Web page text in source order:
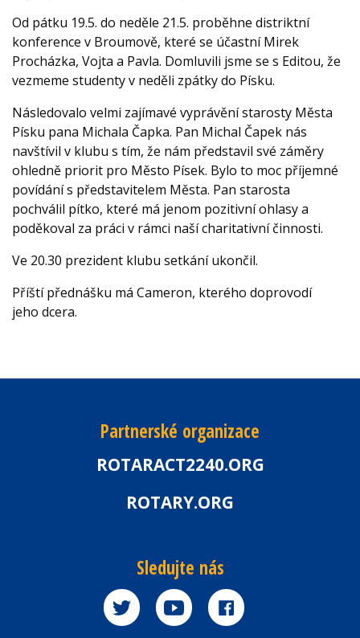
Od pátku 19.5. do neděle 21.5. proběhne distriktní
konference v Broumově, které se účastní Mirek
Procházka, Vojta a Pavla. Domluvili jsme se s Editou, že
vezmeme studenty v neděli zpátky do Písku.
Následovalo velmi zajímavé vyprávění starosty Města
Písku pana Michala Čapka. Pan Michal Čapek nás
navštívil v klubu s tím, že nám představil své záměry
ohledně priorit pro Město Písek. Bylo to moc příjemné
povídání s představitelem Města. Pan starosta
pochválil pítko, které má jenom pozitivní ohlasy a
poděkoval za práci v rámci naší charitativní činnosti.
Ve 20.30 prezident klubu setkání ukončil.
Příští přednášku má Cameron, kterého doprovodí
jeho dcera.
Partnerské organizace
ROTARACT2240.ORG
ROTARY.ORG
Sledujte nás